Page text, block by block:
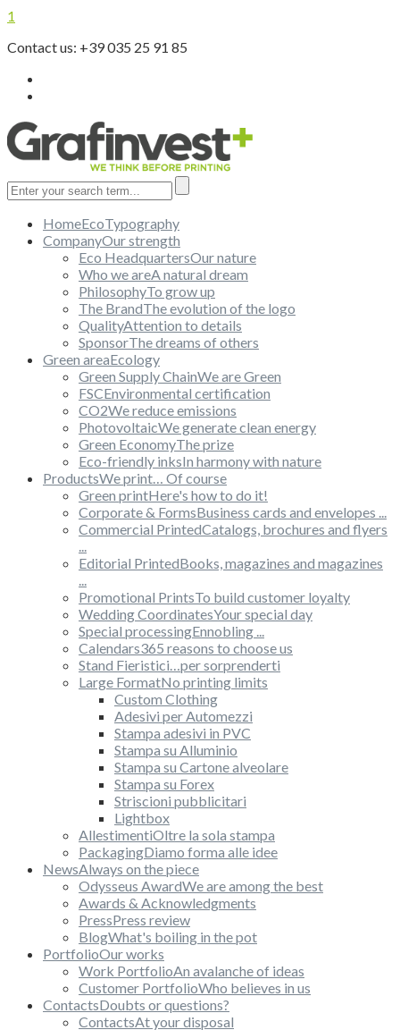
1
Contact us: +39 035 25 91 85
HomeEcoTypography
CompanyOur strength
Eco HeadquartersOur nature
Who we areA natural dream
PhilosophyTo grow up
The BrandThe evolution of the logo
QualityAttention to details
SponsorThe dreams of others
Green areaEcology
Green Supply ChainWe are Green
FSCEnvironmental certification
CO2We reduce emissions
PhotovoltaicWe generate clean energy
Green EconomyThe prize
Eco-friendly inksIn harmony with nature
ProductsWe print… Of course
Green printHere's how to do it!
Corporate & FormsBusiness cards and envelopes ...
Commercial PrintedCatalogs, brochures and flyers
...
Editorial PrintedBooks, magazines and magazines
...
Promotional PrintsTo build customer loyalty
Wedding CoordinatesYour special day
Special processingEnnobling ...
Calendars365 reasons to choose us
Stand Fieristici…per sorprenderti
Large FormatNo printing limits
Custom Clothing
Adesivi per Automezzi
Stampa adesivi in PVC
Stampa su Alluminio
Stampa su Cartone alveolare
Stampa su Forex
Striscioni pubblicitari
Lightbox
AllestimentiOltre la sola stampa
PackagingDiamo forma alle idee
NewsAlways on the piece
Odysseus AwardWe are among the best
Awards & Acknowledgments
PressPress review
BlogWhat's boiling in the pot
PortfolioOur works
Work PortfolioAn avalanche of ideas
Customer PortfolioWho believes in us
ContactsDoubts or questions?
ContactsAt your disposal